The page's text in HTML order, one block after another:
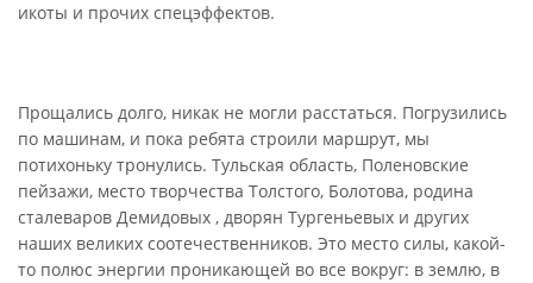
икоты и прочих спецэффектов.
Прощались долго, никак не могли расстаться. Погрузились
по машинам, и пока ребята строили маршрут, мы
потихоньку тронулись. Тульская область, Поленовские
пейзажи, место творчества Толстого, Болотова, родина
сталеваров Демидовых , дворян Тургеньевых и других
наших великих соотечественников. Это место силы, какой-
то полюс энергии проникающей во все вокруг: в землю, в